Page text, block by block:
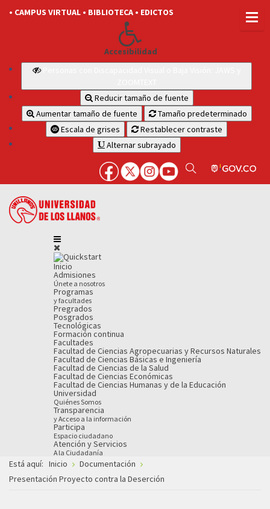
• CAMPUS VIRTUAL • BIBLIOTECA • EDICTOS
Accesibilidad
Reducir tamaño de fuente
Aumentar tamaño de fuente
Tamaño predeterminado
Escala de grises
Restablecer contraste
Alternar subrayado
Inicio
Admisiones
Únete a nosotros
Programas
y facultades
Pregrados
Posgrados
Tecnológicas
Formación continua
Facultades
Facultad de Ciencias Agropecuarias y Recursos Naturales
Facultad de Ciencias Básicas e Ingeniería
Facultad de Ciencias de la Salud
Facultad de Ciencias Económicas
Facultad de Ciencias Humanas y de la Educación
Universidad
Quiénes Somos
Transparencia
y Acceso a la información
Participa
Espacio ciudadano
Atención y Servicios
A la Ciudadanía
Está aquí: Inicio
Documentación
Presentación Proyecto contra la Deserción